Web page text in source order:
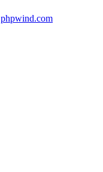
phpwind.com